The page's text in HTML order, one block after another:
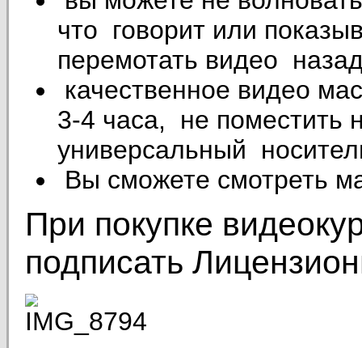
что говорит или
перемотать видео
качественное видео
3-4 часа, не поместить
универсальный
Вы сможете смотреть
При покупке
подписать